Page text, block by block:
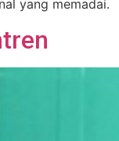
yang memadai.